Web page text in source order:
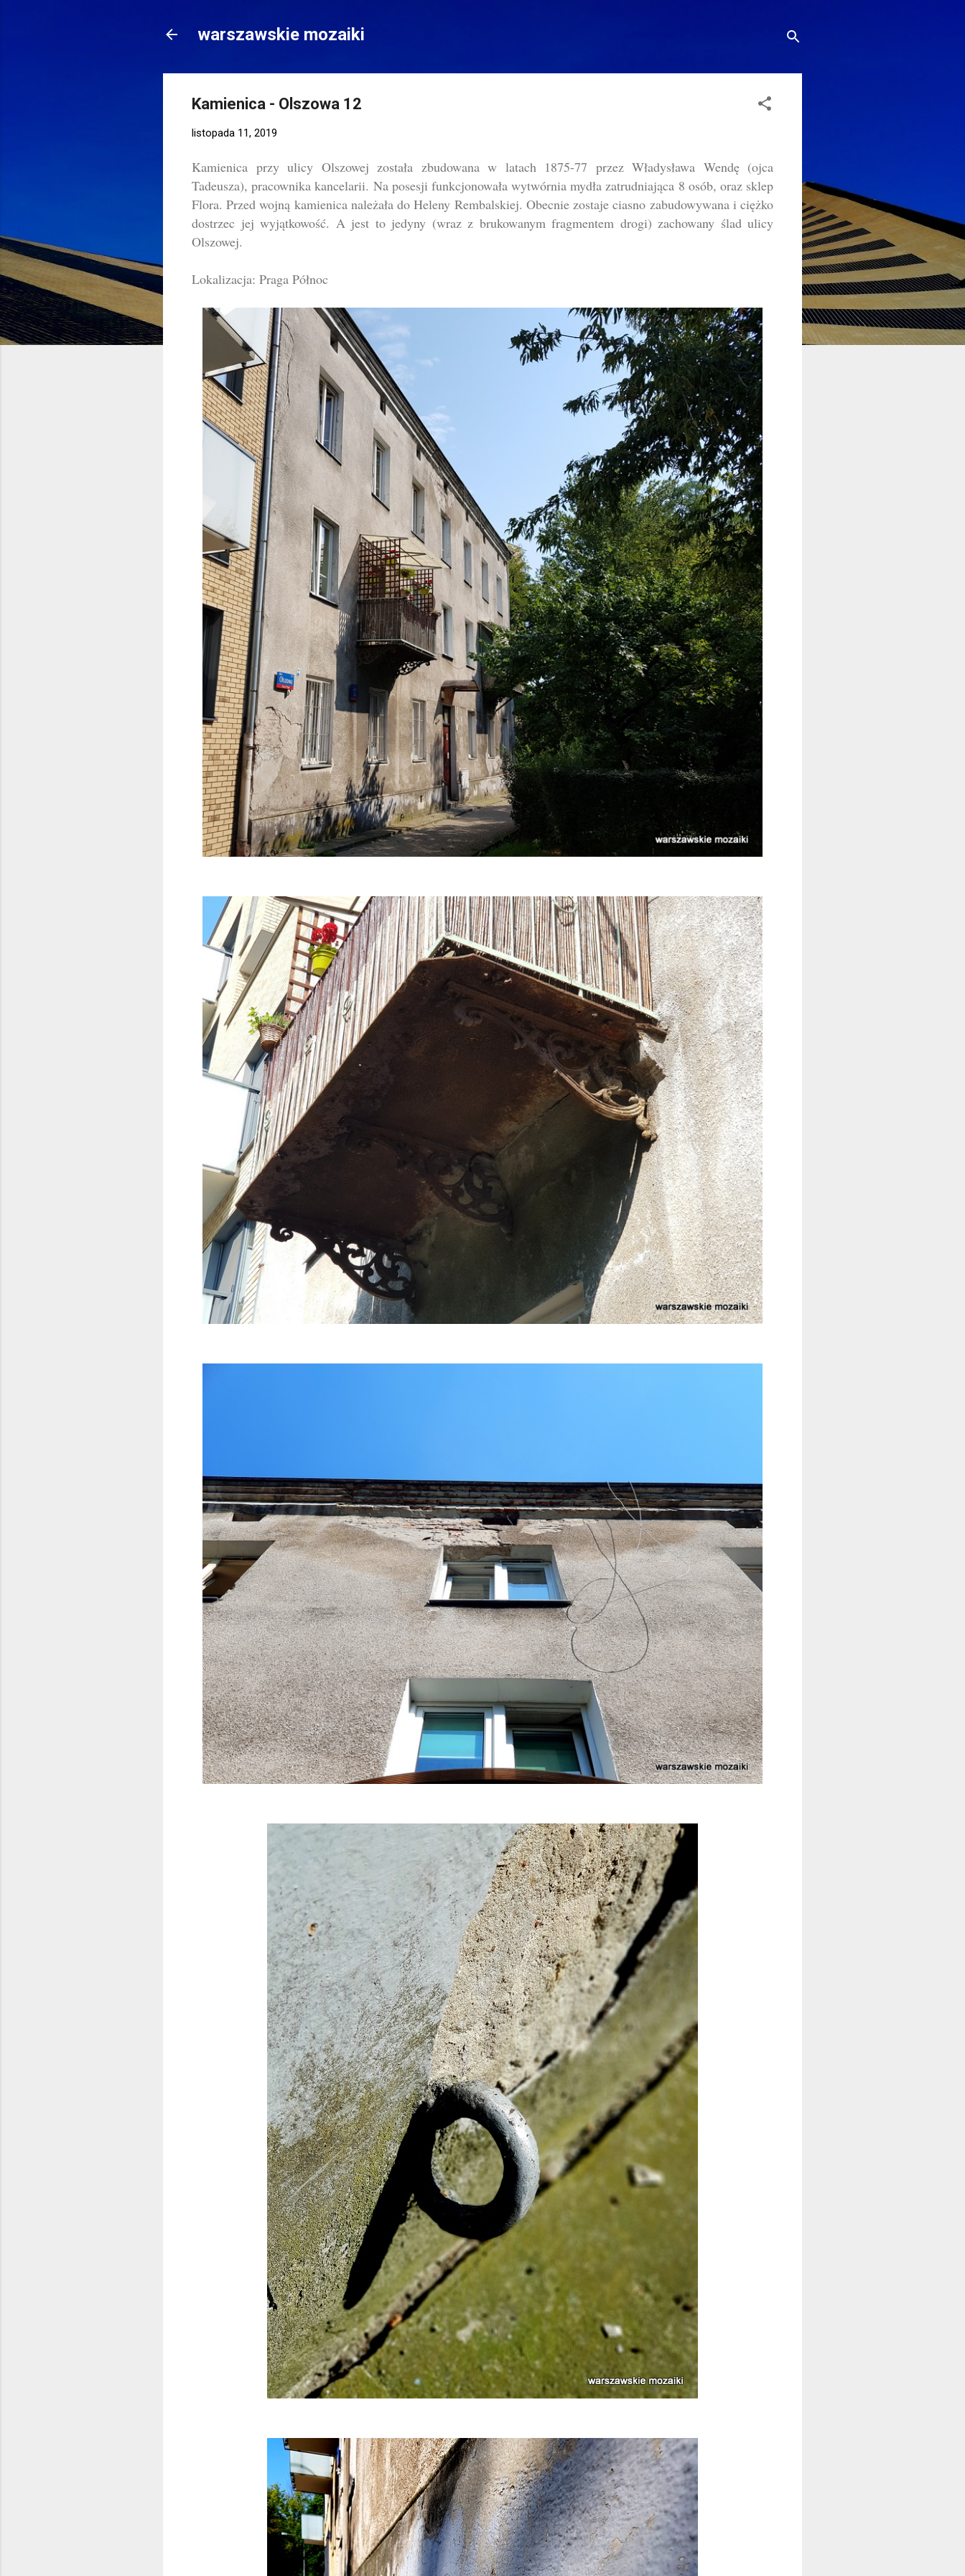
warszawskie mozaiki
Kamienica - Olszowa 12
listopada 11, 2019
Kamienica przy ulicy Olszowej została zbudowana w latach 1875-77 przez Władysława Wendę (ojca
Tadeusza), pracownika kancelarii. Na posesji funkcjonowała wytwórnia mydła zatrudniająca 8 osób, oraz sklep
Flora. Przed wojną kamienica należała do Heleny Rembalskiej. Obecnie zostaje ciasno zabudowywana i ciężko
dostrzec jej wyjątkowość. A jest to jedyny (wraz z brukowanym fragmentem drogi) zachowany ślad ulicy
Olszowej.
Lokalizacja: Praga Północ